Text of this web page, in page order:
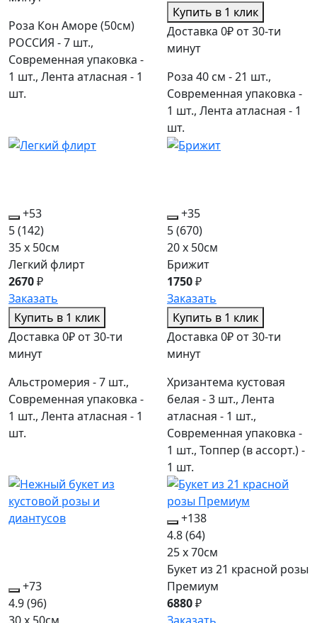
Роза Кон Аморе (50см)
РОССИЯ - 7 шт.,
Современная упаковка -
1 шт., Лента атласная - 1
шт.
Купить в 1 клик
Доставка 0₽ от 30-ти
минут
Роза 40 см - 21 шт.,
Современная упаковка -
1 шт., Лента атласная - 1
шт.
+53
5(142)
35 x 50см
Легкий флирт
2670₽
Заказать
Купить в 1 клик
Доставка 0₽ от 30-ти
минут
Альстромерия - 7 шт.,
Современная упаковка -
1 шт., Лента атласная - 1
шт.
+35
5(670)
20 x 50см
Брижит
1750₽
Заказать
Купить в 1 клик
Доставка 0₽ от 30-ти
минут
Хризантема кустовая
белая - 3 шт., Лента
атласная - 1 шт.,
Современная упаковка -
1 шт., Топпер (в ассорт.) -
1 шт.
+73
4.9(96)
+138
4.8(64)
25 x 70см
Букет из 21 красной розы
Премиум
6880₽